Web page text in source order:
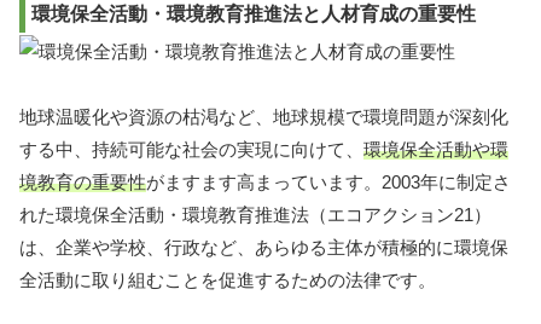
環境保全活動・環境教育推進法と人材育成の重要性
地球温暖化や資源の枯渇など、地球規模で環境問題が深刻化
する中、持続可能な社会の実現に向けて、 環境保全活動や環
境教育の重要性がますます高まっています。2003年に制定さ
れた環境保全活動・環境教育推進法（エコアクション21）
は、企業や学校、行政など、あらゆる主体が積極的に環境保
全活動に取り組むことを促進するための法律です。